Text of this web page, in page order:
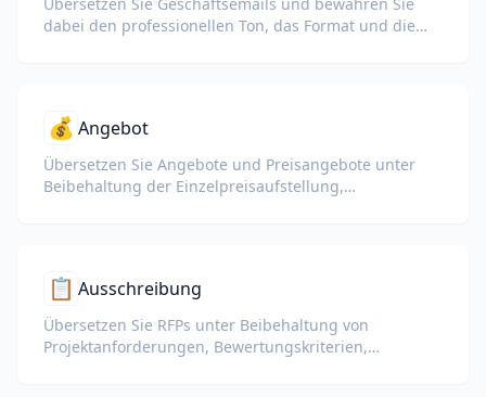
dabei den professionellen Ton, das Format und die
💰 Angebot
Übersetzen Sie Angebote und Preisangebote unter
Beibehaltung der Einzelpreisaufstellung,
📋 Ausschreibung
Übersetzen Sie RFPs unter Beibehaltung von
Projektanforderungen, Bewertungskriterien,